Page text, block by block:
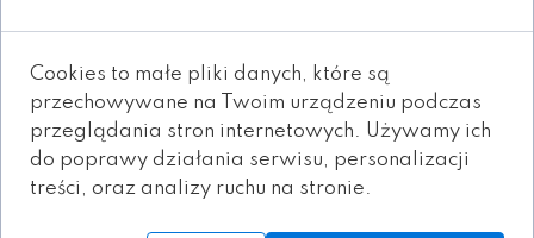
Cookies to małe pliki danych, które są
przechowywane na Twoim urządzeniu podczas
przeglądania stron internetowych. Używamy ich
do poprawy działania serwisu, personalizacji
treści, oraz analizy ruchu na stronie.